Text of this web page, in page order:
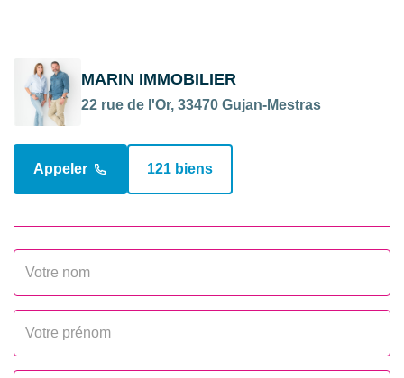
MARIN IMMOBILIER
22 rue de l'Or, 33470 Gujan-Mestras
Appeler 121 biens